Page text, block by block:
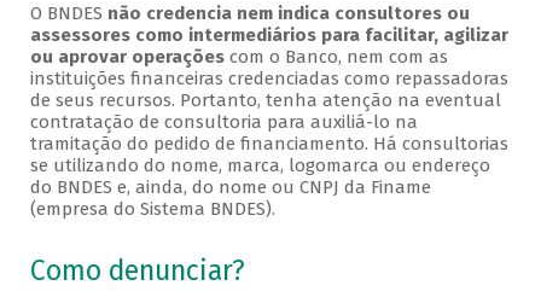
O BNDES não credencia nem indica consultores ou
assessores como intermediários para facilitar, agilizar
ou aprovar operaçõescom o Banco, nem com as
instituições financeiras credenciadas como repassadoras
de seus recursos. Portanto, tenha atenção na eventual
contratação de consultoria para auxiliá-lo na
tramitação do pedido de financiamento. Há consultorias
se utilizando do nome, marca, logomarca ou endereço
do BNDES e, ainda, do nome ou CNPJ da Finame
(empresa do Sistema BNDES).
Como denunciar?